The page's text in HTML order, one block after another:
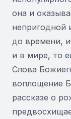
она и
до времени,
и в мире, то
Слова
воплощение
рассказе о